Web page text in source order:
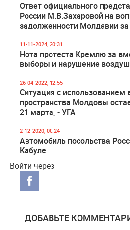
Ответ официального
России М.В.Захаровой на
задолженности Молдавии за
11-11-2024, 20:31
Нота протеста Кремлю за
выборы и нарушение
26-04-2022, 12:55
Ситуация с использованием
пространства Молдовы
21 марта, - УГА
2-12-2020, 00:24
Автомобиль посольства
Кабуле
Войти через
ДОБАВЬТЕ